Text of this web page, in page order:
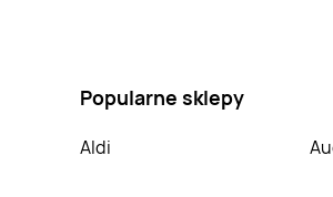
Popularne sklepy
Aldi